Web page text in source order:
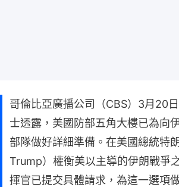
哥倫比亞廣播公司（CBS）3月20
士透露，美國防部五角大樓已為向
部隊做好詳細準備。在美國總統特
Trump）權衡美以主導的伊朗戰爭
揮官已提交具體請求，為這一選項